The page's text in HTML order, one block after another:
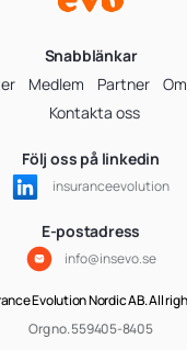
Snabblänkar
Medlem Partner
Kontakta oss
Följ oss på linkedin
insuranceevolution
E-postadress
info@insevo.se
Evolution Nordic AB. All
Org no. 559405-8405